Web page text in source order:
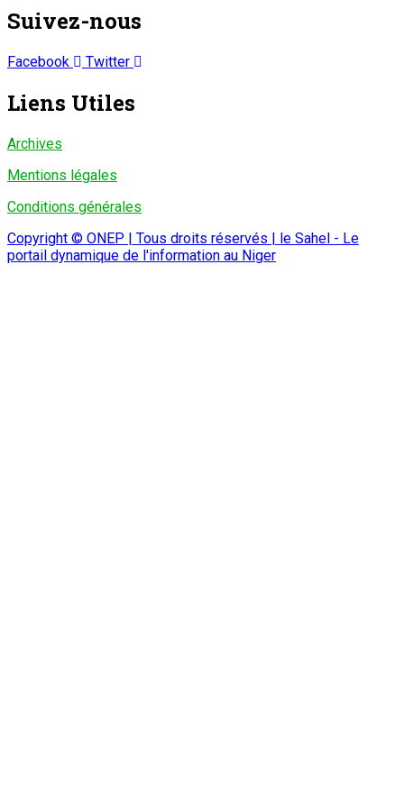
Suivez-nous
Facebook Twitter
Liens Utiles
Archives
Mentions légales
Conditions générales
Copyright © ONEP | Tous droits réservés | le Sahel - Le
portail dynamique de l'information au Niger